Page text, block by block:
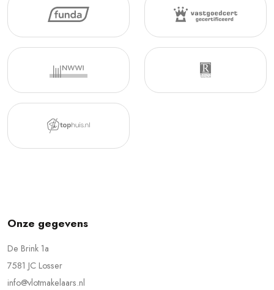
Onze gegevens
De Brink 1a
7581 JC Losser
info@vlotmakelaars.nl